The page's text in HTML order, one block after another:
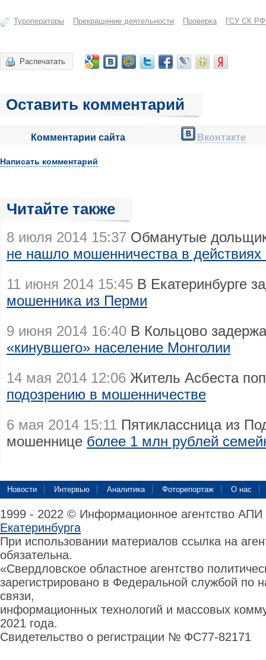
Туроператоры Прекращение деятельности Проверка ГСУ СК РФ
Распечатать
Оставить комментарий
Комментарии сайта Вконтакте
Написать комментарий
Читайте также
8 июля 2014 15:37 Обманутые
не нашло мошенничества в
11 июня 2014 15:45 В Екатеринбурге
мошенника из Перми
9 июня 2014 16:40 В Кольцово
«кинувшего» население Монголии
14 мая 2014 12:06 Житель Асбеста
подозрению в мошенничестве
6 мая 2014 15:11 Пятиклассница из
мошеннице более 1 млн рублей
Новости Интервью Аналитика Фоторепортаж О нас
1999 - 2022 © Информационное агентство
Екатеринбурга
При использовании материалов ссылка на
обязательна.
«Свердловское областное агентство
зарегистрировано в Федеральной службой по
связи,
информационных технологий и массовых
2021 года.
Свидетельство о регистрации № ФС77-82171